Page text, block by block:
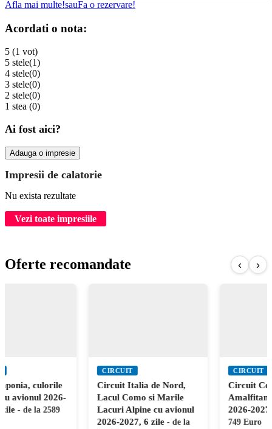
Afla mai multe!sauFa o rezervare!
Acordati o nota:
5 (1 vot)
5 stele(1)
4 stele(0)
3 stele(0)
2 stele(0)
1 stea (0)
Ai fost aici?
Adauga o impresie
Impresii de calatorie
Nu exista rezultate
Vezi toate impresiile
Oferte recomandate ‹ ›
Circuit Italia de Nord,
Lacul Como si Marile
Lacuri Alpine cu avionul
- de la
Circuit Coasta
Amalfitana cu avionul
2026-2027, 8 zile
- de la
749 Euro